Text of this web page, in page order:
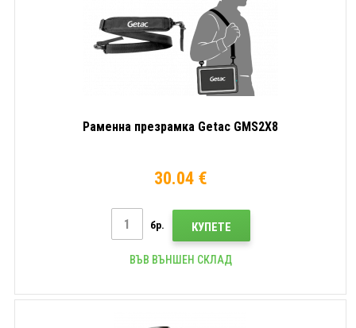
Раменна презрамка Getac GMS2X8
30.04 €
бр. КУПЕТЕ
ВЪВ ВЪНШЕН СКЛАД